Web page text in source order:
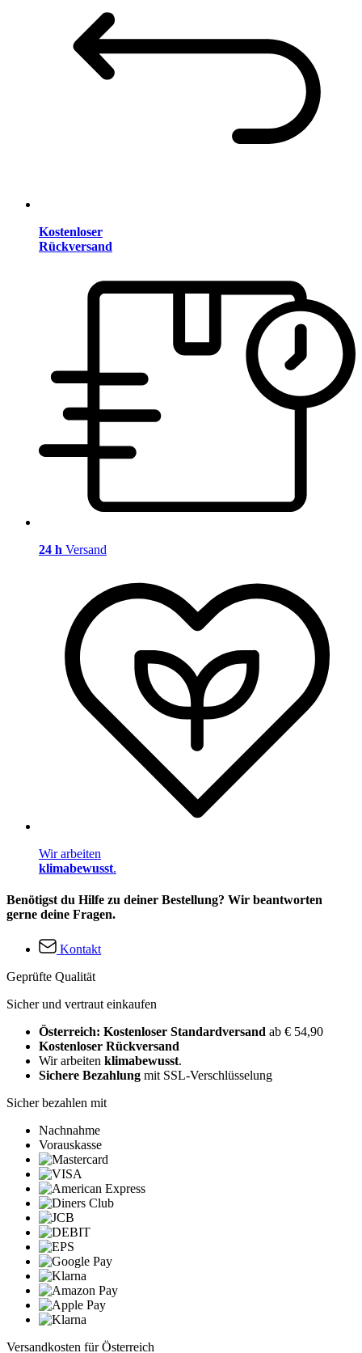
Kostenloser
Rückversand
24 h Versand
Wir arbeiten
klimabewusst.
Benötigst du Hilfe zu deiner Bestellung? Wir beantworten
gerne deine Fragen.
Kontakt
Geprüfte Qualität
Sicher und vertraut einkaufen
Österreich: Kostenloser Standardversand ab € 54,90
Kostenloser Rückversand
Wir arbeiten klimabewusst.
Sichere Bezahlung mit SSL-Verschlüsselung
Sicher bezahlen mit
Nachnahme
Vorauskasse
Versandkosten für Österreich